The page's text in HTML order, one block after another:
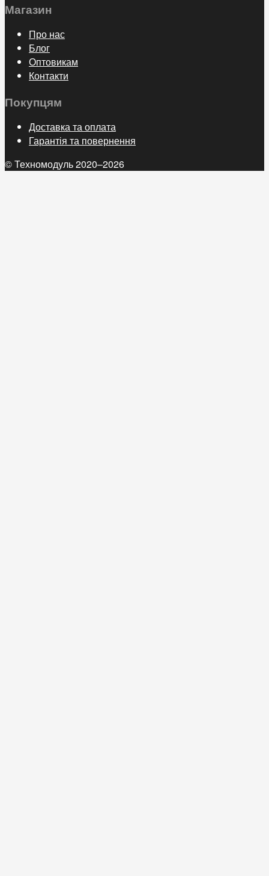
Магазин
Про нас
Блог
Оптовикам
Контакти
Покупцям
Доставка та оплата
Гарантія та повернення
© Техномодуль 2020–2026